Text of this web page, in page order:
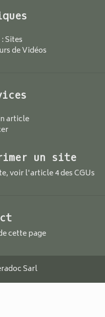
Sites
de Vidéos
article
un site
voir l'article 4 des CGUs
cette page
Sarl